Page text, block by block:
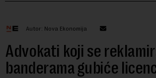
Autor: Nova Ekonomija
Advokati koji se
banderama gubiće